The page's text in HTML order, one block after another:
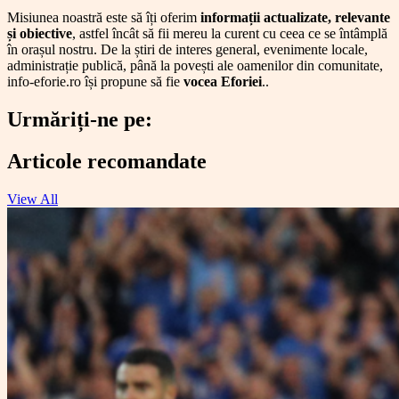
Misiunea noastră este să îți oferim informații actualizate, relevante
și obiective, astfel încât să fii mereu la curent cu ceea ce se întâmplă
în orașul nostru. De la știri de interes general, evenimente locale,
administrație publică, până la povești ale oamenilor din comunitate,
info-eforie.ro își propune să fie vocea Eforiei..
Urmăriți-ne pe:
Facebook
Instagram
Twitter
Linkedin
Articole recomandate
View All